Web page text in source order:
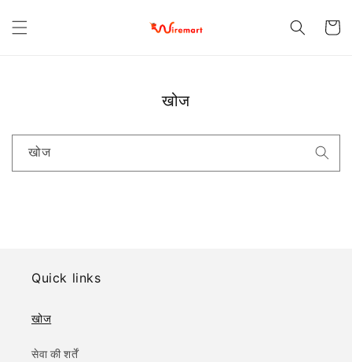
सामग्री पर
बढ़ने के
कार्ट
खोज
खोज
Quick links
खोज
सेवा की शर्तें